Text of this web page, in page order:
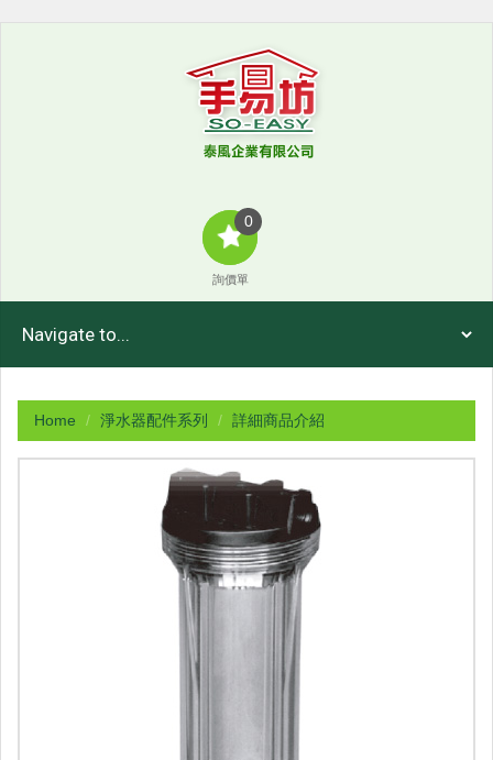
0
詢價單
Home 淨水器配件系列 詳細商品介紹